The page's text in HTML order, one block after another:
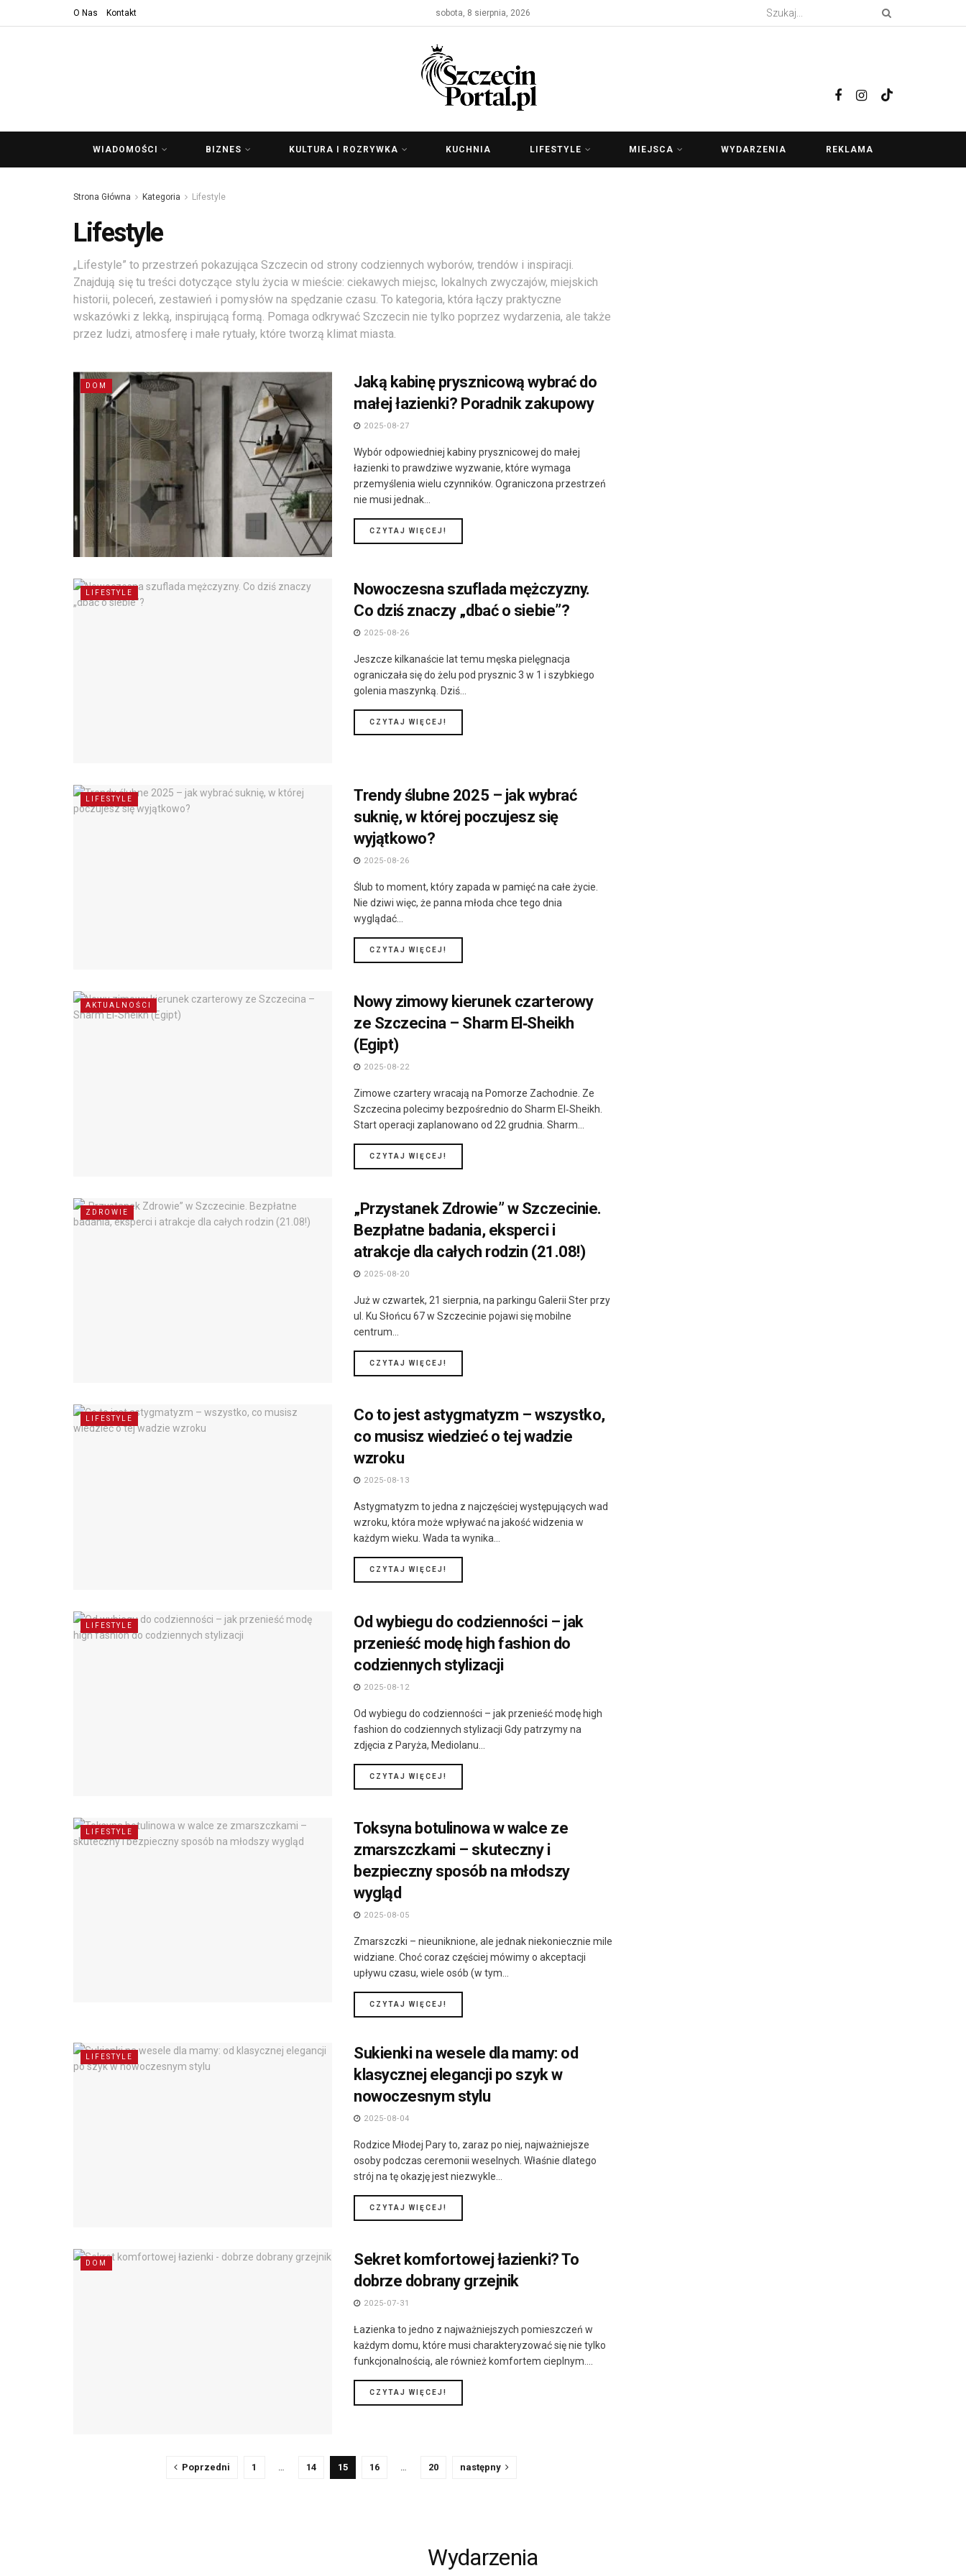
O Nas Kontakt sobota, 8 sierpnia, 2026
WIADOMOŚCI BIZNES KULTURA I ROZRYWKA KUCHNIA LIFESTYLE MIEJSCA WYDARZENIA REKLAMA
Strona Główna Kategoria Lifestyle
Lifestyle
„Lifestyle” to przestrzeń pokazująca Szczecin od strony codziennych wyborów, trendów i inspiracji.
Znajdują się tu treści dotyczące stylu życia w mieście: ciekawych miejsc, lokalnych zwyczajów, miejskich
historii, poleceń, zestawień i pomysłów na spędzanie czasu. To kategoria, która łączy praktyczne
wskazówki z lekką, inspirującą formą. Pomaga odkrywać Szczecin nie tylko poprzez wydarzenia, ale także
przez ludzi, atmosferę i małe rytuały, które tworzą klimat miasta.
DOM
Jaką kabinę prysznicową wybrać do
małej łazienki? Poradnik zakupowy
2025-08-27
Wybór odpowiedniej kabiny prysznicowej do małej
łazienki to prawdziwe wyzwanie, które wymaga
przemyślenia wielu czynników. Ograniczona przestrzeń
nie musi jednak...
CZYTAJ WIĘCEJ!
LIFESTYLE
Nowoczesna szuflada mężczyzny.
Co dziś znaczy „dbać o siebie”?
2025-08-26
Jeszcze kilkanaście lat temu męska pielęgnacja
ograniczała się do żelu pod prysznic 3 w 1 i szybkiego
golenia maszynką. Dziś...
CZYTAJ WIĘCEJ!
LIFESTYLE
Trendy ślubne 2025 – jak wybrać
suknię, w której poczujesz się
wyjątkowo?
2025-08-26
Ślub to moment, który zapada w pamięć na całe życie.
Nie dziwi więc, że panna młoda chce tego dnia
wyglądać...
CZYTAJ WIĘCEJ!
AKTUALNOŚCI
Nowy zimowy kierunek czarterowy
ze Szczecina – Sharm El‑Sheikh
(Egipt)
2025-08-22
Zimowe czartery wracają na Pomorze Zachodnie. Ze
Szczecina polecimy bezpośrednio do Sharm El‑Sheikh.
Start operacji zaplanowano od 22 grudnia. Sharm...
CZYTAJ WIĘCEJ!
ZDROWIE
„Przystanek Zdrowie” w Szczecinie.
Bezpłatne badania, eksperci i
atrakcje dla całych rodzin (21.08!)
2025-08-20
Już w czwartek, 21 sierpnia, na parkingu Galerii Ster przy
ul. Ku Słońcu 67 w Szczecinie pojawi się mobilne
centrum...
CZYTAJ WIĘCEJ!
LIFESTYLE
Co to jest astygmatyzm – wszystko,
co musisz wiedzieć o tej wadzie
wzroku
2025-08-13
Astygmatyzm to jedna z najczęściej występujących wad
wzroku, która może wpływać na jakość widzenia w
każdym wieku. Wada ta wynika...
CZYTAJ WIĘCEJ!
LIFESTYLE
Od wybiegu do codzienności – jak
przenieść modę high fashion do
codziennych stylizacji
2025-08-12
Od wybiegu do codzienności – jak przenieść modę high
fashion do codziennych stylizacji Gdy patrzymy na
zdjęcia z Paryża, Mediolanu...
CZYTAJ WIĘCEJ!
LIFESTYLE
Toksyna botulinowa w walce ze
zmarszczkami – skuteczny i
bezpieczny sposób na młodszy
wygląd
2025-08-05
Zmarszczki – nieuniknione, ale jednak niekoniecznie mile
widziane. Choć coraz częściej mówimy o akceptacji
upływu czasu, wiele osób (w tym...
CZYTAJ WIĘCEJ!
LIFESTYLE
Sukienki na wesele dla mamy: od
klasycznej elegancji po szyk w
nowoczesnym stylu
2025-08-04
Rodzice Młodej Pary to, zaraz po niej, najważniejsze
osoby podczas ceremonii weselnych. Właśnie dlatego
strój na tę okazję jest niezwykle...
CZYTAJ WIĘCEJ!
DOM
Sekret komfortowej łazienki? To
dobrze dobrany grzejnik
2025-07-31
Łazienka to jedno z najważniejszych pomieszczeń w
każdym domu, które musi charakteryzować się nie tylko
funkcjonalnością, ale również komfortem cieplnym....
CZYTAJ WIĘCEJ!
Poprzedni 1 14 15 16 20 następny
Wydarzenia